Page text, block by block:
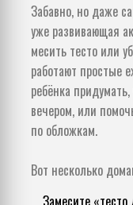
Забавно, но даже
уже развивающая
месить тесто или
работают простые
ребёнка
вечером, или
по обложкам.
Вот несколько
Замесите